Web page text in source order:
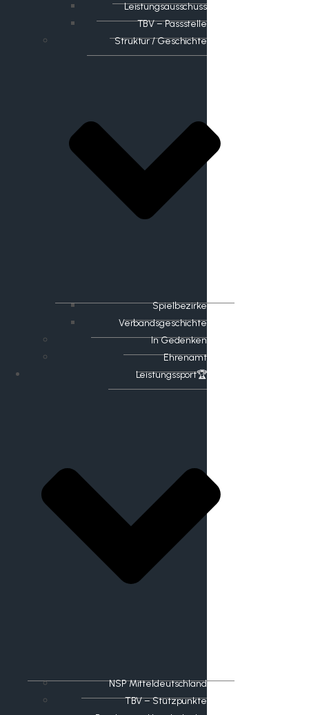
Leistungsausschuss
TBV – Passstelle
Struktur / Geschichte
Spielbezirke
Verbandsgeschichte
In Gedenken
Ehrenamt
​Leistungssport🏆
NSP Mitteldeutschland
TBV – Stützpunkte